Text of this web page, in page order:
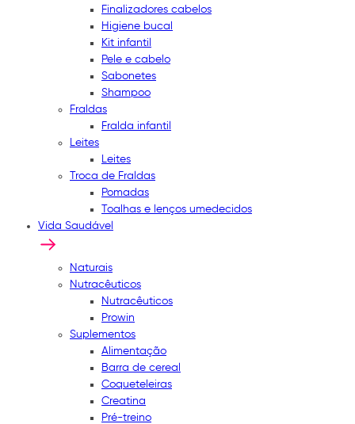
Finalizadores cabelos
Higiene bucal
Kit infantil
Pele e cabelo
Sabonetes
Shampoo
Fraldas
Fralda infantil
Leites
Leites
Troca de Fraldas
Pomadas
Toalhas e lenços umedecidos
Vida Saudável
Naturais
Nutracêuticos
Nutracêuticos
Prowin
Suplementos
Alimentação
Barra de cereal
Coqueteleiras
Creatina
Pré-treino